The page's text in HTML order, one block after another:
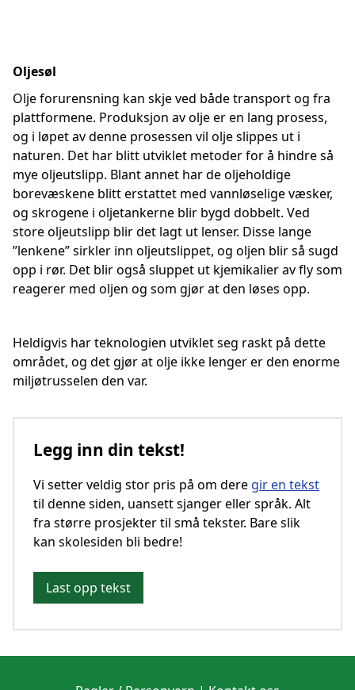
Oljesøl
Olje forurensning kan skje ved både transport og fra
plattformene. Produksjon av olje er en lang prosess,
og i løpet av denne prosessen vil olje slippes ut i
naturen. Det har blitt utviklet metoder for å hindre så
mye oljeutslipp. Blant annet har de oljeholdige
borevæskene blitt erstattet med vannløselige væsker,
og skrogene i oljetankerne blir bygd dobbelt. Ved
store oljeutslipp blir det lagt ut lenser. Disse lange
”lenkene” sirkler inn oljeutslippet, og oljen blir så sugd
opp i rør. Det blir også sluppet ut kjemikalier av fly som
reagerer med oljen og som gjør at den løses opp.
Heldigvis har teknologien utviklet seg raskt på dette
området, og det gjør at olje ikke lenger er den enorme
miljøtrusselen den var.
Legg inn din tekst!
Vi setter veldig stor pris på om dere gir en tekst
til denne siden, uansett sjanger eller språk. Alt
fra større prosjekter til små tekster. Bare slik
kan skolesiden bli bedre!
Last opp tekst